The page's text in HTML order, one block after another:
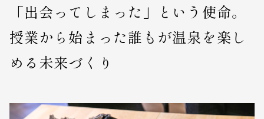
「出会ってしまった」という使命。
授業から始まった誰もが温泉を楽し
める未来づくり